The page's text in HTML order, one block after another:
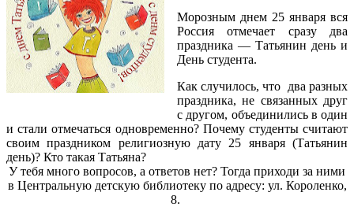
Морозным днем 25 января вся
Россия отмечает сразу два
праздника — Татьянин день и
День студента.
Как случилось, что два разных
праздника, не связанных друг
с другом, объединились в один
и стали отмечаться одновременно? Почему студенты считают
своим праздником религиозную дату 25 января (Татьянин
день)? Кто такая Татьяна?
У тебя много вопросов, а ответов нет? Тогда приходи за ними
в Центральную детскую библиотеку по адресу: ул. Короленко,
8.